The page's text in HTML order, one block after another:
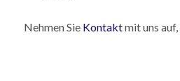
Nehmen Sie Kontaktmit uns auf,